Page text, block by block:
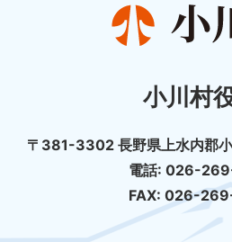
小川村
〒381-3302 長野県上水内郡
電話: 026-
FAX: 026-